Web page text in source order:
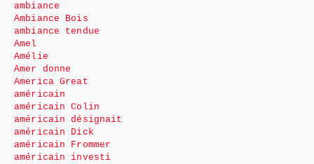
ambiance
Ambiance Bois
ambiance tendue
Amel
Amélie
Amer donne
America Great
américain
américain Colin
américain désignait
américain Dick
américain Frommer
américain investi